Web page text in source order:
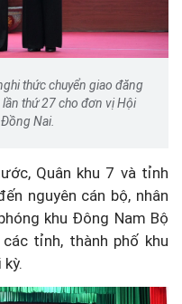
thức chuyển giao đăng
thứ 27 cho đơn vị Hội
Nai.
Quân khu 7 và tỉnh
nguyên cán bộ, nhân
khu Đông Nam Bộ
tỉnh, thành phố khu